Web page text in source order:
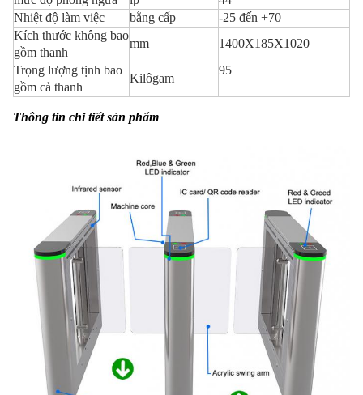
Nhiệt độ làm việc
bằng cấp
-25 đến +70
Kích thước không bao
gồm thanh
mm
1400X185X1020
Trọng lượng tịnh bao
gồm cả thanh
Kilôgam
95
Thông tin chi tiết sản phẩm